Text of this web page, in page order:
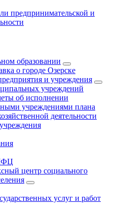
предпринимательской и
образовании
о городе Озерске
и учреждения
учреждений
об исполнении
учреждениями плана
деятельности
центр социального
услуг и работ